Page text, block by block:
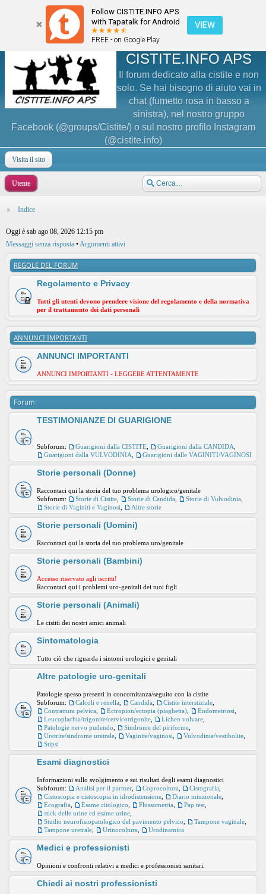
Follow CISTITE.INFO APS
with Tapatalk for Android
FREE - on Google Play
VIEW
CISTITE.INFO APS
Il forum dedicato alla cistite e non
solo. Se hai bisogno di aiuto vai in
chat (fumetto rosa in basso a
sinistra), nel nostro gruppo
Facebook (@groups/Cistite/) o sul nostro profilo Instagram
(@cistite.info)
Visita il sito
Utente
Indice
Oggi è sab ago 08, 2026 12:15 pm
Messaggi senza risposta •Argomenti attivi
REGOLE DEL FORUM
Regolamento e Privacy
Tutti gli utenti devono prendere visione del regolamento e della normativa
per il trattamento dei dati personali
ANNUNCI IMPORTANTI
ANNUNCI IMPORTANTI
ANNUNCI IMPORTANTI - LEGGERE ATTENTAMENTE
Forum
TESTIMONIANZE DI GUARIGIONE
Subforum: Guarigioni dalla CISTITE Guarigioni dalla CANDIDA
Guarigioni dalla VULVODINIA
Guarigioni dalle VAGINITI/VAGINOSI
Storie personali (Donne)
Raccontaci qui la storia del tuo problema urologico/genitale
Subforum:
Storie di Cistite Storie di Candida Storie di Vulvodinia
Storie di Vaginiti e Vaginosi
Altre storie
Storie personali (Uomini)
Raccontaci qui la storia del tuo problema uro/genitale
Storie personali (Bambini)
Accesso riservato agli iscritti!
Raccontaci qui i problemi uro-genitali dei tuoi figli
Storie personali (Animali)
Le cistiti dei nostri amici animali
Sintomatologia
Tutto ciò che riguarda i sintomi urologici e genitali
Altre patologie uro-genitali
Patologie spesso presenti in concomitanza/seguito con la cistite
Subforum:
Calcoli e renella Candida Cistite interstiziale
Contrattura pelvica
Ectropion/ectopia (piaghetta) Endometriosi
Leucoplachia/trigonite/cervicotrigonite
Lichen vulvare
Patologie nervo pudendo
Sindrome del piriforme
Uretrite/sindrome uretrale
Vaginite/vaginosi Vulvodinia/vestibolite
Stipsi
Esami diagnostici
Informazioni sullo svolgimento e sui risultati degli esami diagnostici
Subforum:
Analisi per il partner Coprocoltura Cistografia
Cistoscopia e cistoscopia in idrodistensione
Diario minzionale
Ecografia
Esame citologico Flussometria Pap test
stick delle urine ed esame urine
Studio neurofisiopatologico del pavimento pelvico
Tampone vaginale
Tampone uretrale
Urinocoltura Urodinamica
Medici e professionisti
Opinioni e confronti relativi a medici e professionisti sanitari.
Chiedi ai nostri professionisti